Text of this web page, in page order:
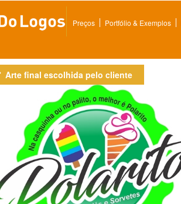
Preços Portfólio & Exemplos
Arte final escolhida pelo cliente